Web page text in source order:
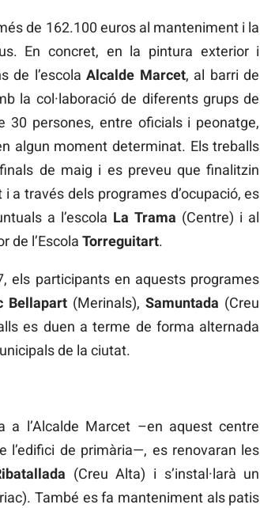
de 162.100 euros al manteniment i la
En concret, en la pintura exterior i
de l’escolaAlcalde Marcet, al barri de
la col·laboració de diferents grups de
persones, entre oficials i peonatge,
algun moment determinat. Els treballs
de maig i es preveu que finalitzin
a través dels programes d’ocupació, es
a l’escola La Trama (Centre) i al
de l’Escola Torreguitart.
els participants en aquests programes
Bellapart (Merinals),Samuntada (Creu
es duen a terme de forma alternada
de la ciutat.
a l’Alcalde Marcet –en aquest centre
l’edifici de primària—, es renovaran les
(Creu Alta) i s’instal·larà un
També es fa manteniment als patis